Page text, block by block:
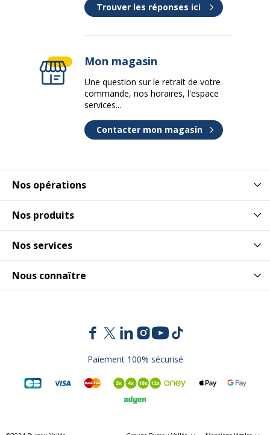
Nos opérations
Nos produits
Nos services
Nous connaître
Trouver les réponses ici
Mon magasin
Une question sur le retrait de votre
commande, nos horaires, l'espace
services...
Contacter mon magasin
Paiement 100% sécurisé